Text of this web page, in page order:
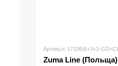
Артикул: 17106/6+3+1-GD+CL
Zuma Line (Польща)